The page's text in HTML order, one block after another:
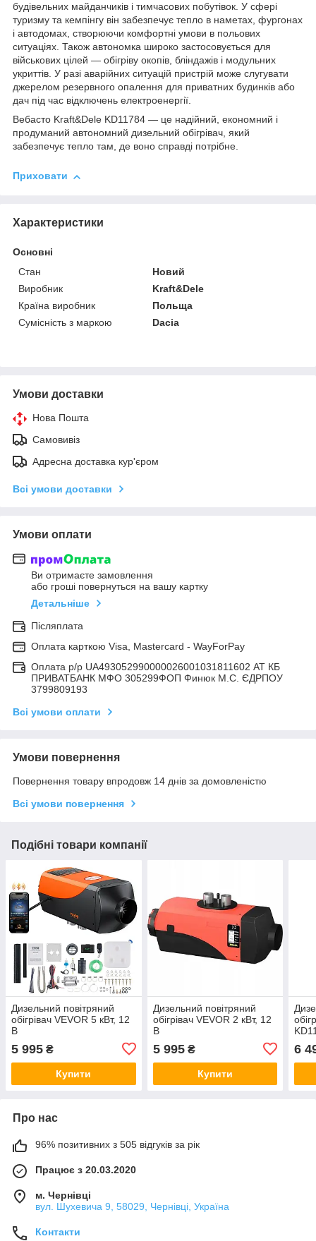
будівельних майданчиків і тимчасових побутівок. У сфері
туризму та кемпінгу він забезпечує тепло в наметах, фургонах
і автодомах, створюючи комфортні умови в польових
ситуаціях. Також автономка широко застосовується для
військових цілей — обігріву окопів, бліндажів і модульних
укриттів. У разі аварійних ситуацій пристрій може слугувати
джерелом резервного опалення для приватних будинків або
дач під час відключень електроенергії.
Вебасто Kraft&Dele KD11784 — це надійний, економний і
продуманий автономний дизельний обігрівач, який
забезпечує тепло там, де воно справді потрібне.
Приховати
Характеристики
Основні
Стан
Новий
Виробник
Kraft&Dele
Країна виробник
Польща
Сумісність з маркою
Dacia
Умови доставки
Нова Пошта
Самовивіз
Адресна доставка кур'єром
Всі умови доставки
Умови оплати
Ви отримаєте замовлення
або гроші повернуться на вашу картку
Детальніше
Післяплата
Оплата карткою Visa, Mastercard - WayForPay
Оплата р/р UA493052990000026001031811602 АТ КБ
ПРИВАТБАНК МФО 305299ФОП Финюк М.С. ЄДРПОУ
3799809193
Всі умови оплати
Умови повернення
Повернення товару впродовж 14 днів за домовленістю
Всі умови повернення
Подібні товари компанії
Дизельний повітряний
обігрівач VEVOR 5 кВт, 12
В
5 995 ₴
Купити
Дизельний повітряний
обігрівач VEVOR 2 кВт, 12
В
5 995₴
Купити
6
Про нас
96% позитивних з 505 відгуків за рік
Працює з 20.03.2020
м. Чернівці
вул. Шухевича 9, 58029, Чернівці, Україна
Контакти